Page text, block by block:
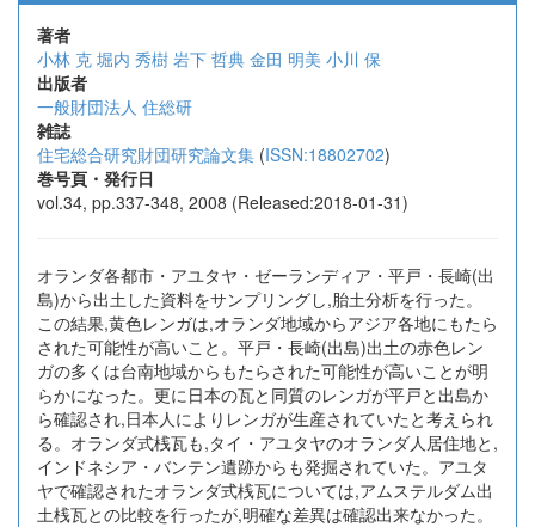
著者
小林 克 堀内 秀樹 岩下 哲典 金田 明美 小川 保
出版者
一般財団法人 住総研
雑誌
住宅総合研究財団研究論文集 (ISSN:18802702)
巻号頁・発行日
vol.34, pp.337-348, 2008 (Released:2018-01-31)
オランダ各都市・アユタヤ・ゼーランディア・平戸・長崎(出
島)から出土した資料をサンプリングし,胎土分析を行った。
この結果,黄色レンガは,オランダ地域からアジア各地にもたら
された可能性が高いこと。平戸・長崎(出島)出土の赤色レン
ガの多くは台南地域からもたらされた可能性が高いことが明
らかになった。更に日本の瓦と同質のレンガが平戸と出島か
ら確認され,日本人によりレンガが生産されていたと考えられ
る。オランダ式桟瓦も,タイ・アユタヤのオランダ人居住地と,
インドネシア・バンテン遺跡からも発掘されていた。アユタ
ヤで確認されたオランダ式桟瓦については,アムステルダム出
土桟瓦との比較を行ったが,明確な差異は確認出来なかった。